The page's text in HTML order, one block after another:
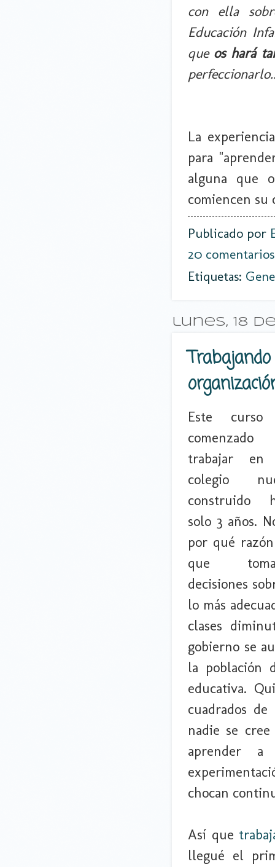
con ella
Educación
que os hará
La
para
alguna que
comiencen su
Publicado por
20
Etiquetas:
lunes, 18
Este
trabajar
colegio
construido
solo 3 años.
por qué
que
decisiones
lo más
clases
gobierno se
la población
educativa.
cuadrados
nadie se
aprender
chocan
Así que
llegué el